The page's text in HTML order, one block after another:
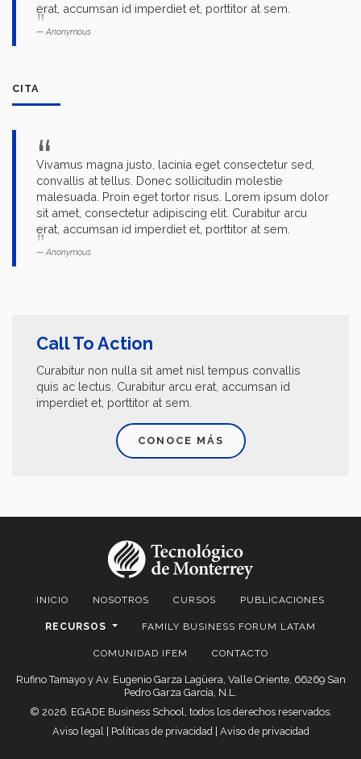
erat, accumsan id imperdiet et, porttitor at sem.
Anonymous
CITA
Vivamus magna justo, lacinia eget consectetur sed,
convallis at tellus. Donec sollicitudin molestie
malesuada. Proin eget tortor risus. Lorem ipsum dolor
sit amet, consectetur adipiscing elit. Curabitur arcu
erat, accumsan id imperdiet et, porttitor at sem.
Anonymous
Call To Action
Curabitur non nulla sit amet nisl tempus convallis
quis ac lectus. Curabitur arcu erat, accumsan id
imperdiet et, porttitor at sem.
CONOCE MÁS
INICIO NOSOTROS CURSOS PUBLICACIONES
RECURSOS FAMILY BUSINESS FORUM LATAM
COMUNIDAD IFEM CONTACTO
Rufino Tamayo y Av. Eugenio Garza Lagüera, Valle Oriente, 66269 San
Pedro Garza García, N.L.
© 2026. EGADE Business School, todos los derechos reservados.
Aviso legal| Políticas de privacidad| Aviso de privacidad